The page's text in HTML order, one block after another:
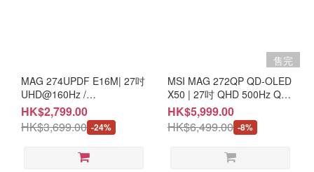
MAG 274UPDF E16M| 27吋
UHD@160Hz /
FHD@320Hz 雙模式 Mini-
LED 遊戲顯示器 (MO-
MA27UDM/CE-
HK$2,799.00
HK$3,699.00 -24%
售完
MSI MAG 272QP QD-OLED
X50 | 27吋 QHD 500Hz QD-
OLED e-Sport Monitor (MO-
MA27O50/CE-ACPC/LB-
MON) #3年保養
HK$5,999.00
HK$6,499.00 -8%